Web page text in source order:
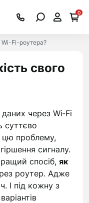
0
Wi-Fi-роутера?
свого
через Wi‑Fi
суттєво
цю проблему,
сигналу.
спосіб, як
роутер. Адже
І під кожну з